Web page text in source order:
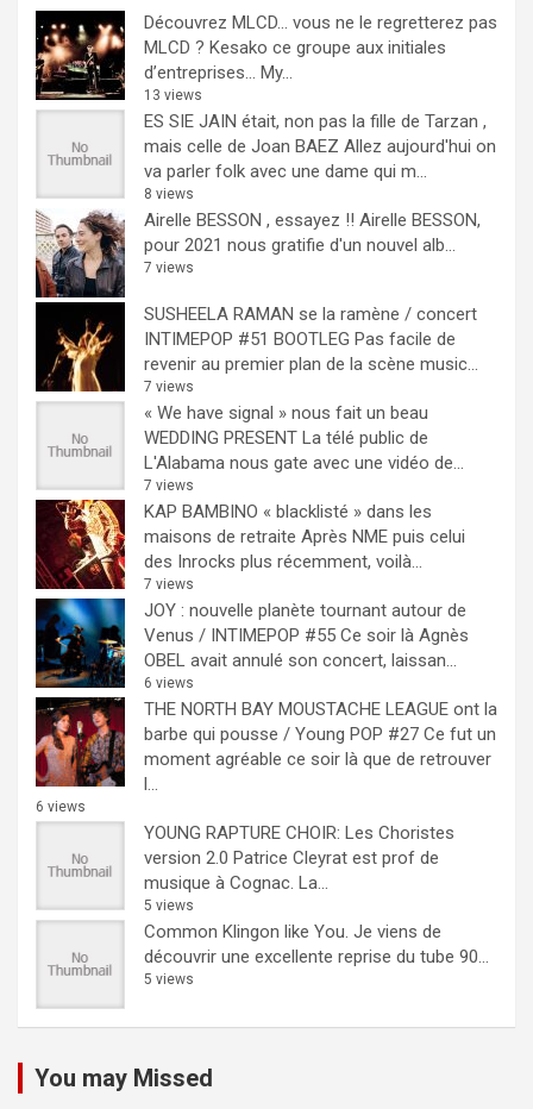
Découvrez MLCD… vous ne le regretterez pas
MLCD ? Kesako ce groupe aux initiales
d’entreprises… My...
13 views
ES SIE JAIN était, non pas la fille de Tarzan ,
mais celle de Joan BAEZ Allez aujourd'hui on
va parler folk avec une dame qui m...
8 views
Airelle BESSON , essayez !! Airelle BESSON,
pour 2021 nous gratifie d'un nouvel alb...
7 views
SUSHEELA RAMAN se la ramène / concert
INTIMEPOP #51 BOOTLEG Pas facile de
revenir au premier plan de la scène music...
7 views
« We have signal » nous fait un beau
WEDDING PRESENT La télé public de
L'Alabama nous gate avec une vidéo de...
7 views
KAP BAMBINO « blacklisté » dans les
maisons de retraite Après NME puis celui
des Inrocks plus récemment, voilà...
7 views
JOY : nouvelle planète tournant autour de
Venus / INTIMEPOP #55 Ce soir là Agnès
OBEL avait annulé son concert, laissan...
6 views
THE NORTH BAY MOUSTACHE LEAGUE ont la
barbe qui pousse / Young POP #27 Ce fut un
moment agréable ce soir là que de retrouver
l...
6 views
YOUNG RAPTURE CHOIR: Les Choristes
version 2.0 Patrice Cleyrat est prof de
musique à Cognac. La...
5 views
Common Klingon like You. Je viens de
découvrir une excellente reprise du tube 90...
5 views
You may Missed